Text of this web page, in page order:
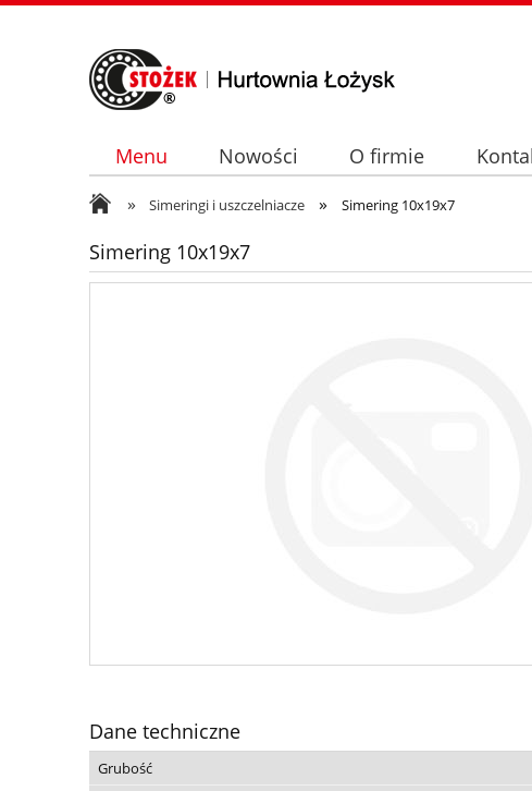
Menu Nowości O firmie
» Simeringi i uszczelniacze » Simering 10x19x7
Simering 10x19x7
Dane techniczne
Grubość